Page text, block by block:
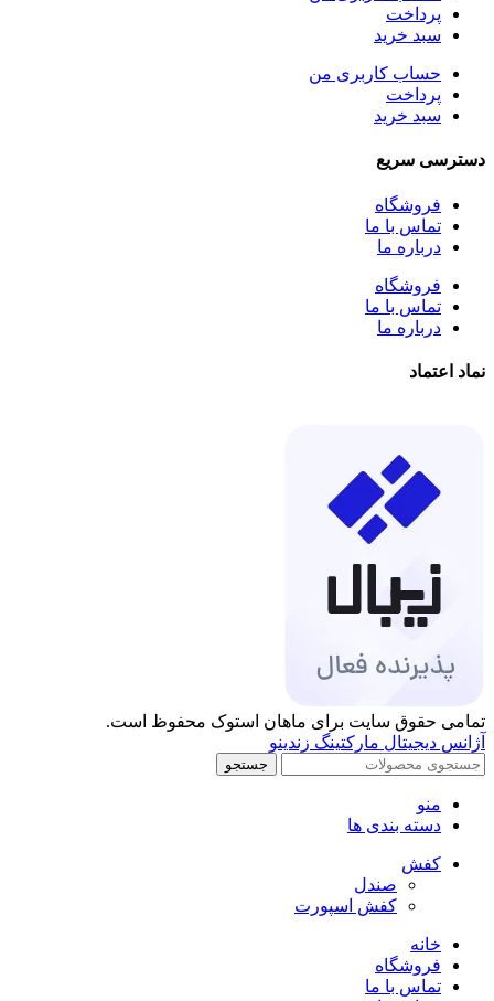
پرداخت
سبد خرید
حساب کاربری من
پرداخت
سبد خرید
دسترسی سریع
فروشگاه
تماس با ما
درباره ما
فروشگاه
تماس با ما
درباره ما
نماد اعتماد
تمامی حقوق سایت برای ماهان استوک محفوظ است.
آژانس دیجیتال مارکتینگ زندینو
جستجو
منو
دسته بندی ها
کفش
صندل
کفش اسپورت
خانه
فروشگاه
تماس با ما